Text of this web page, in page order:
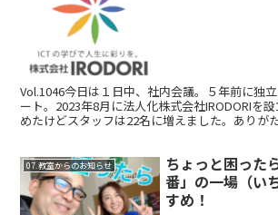
Vol.1046今日は１日中、社内会議。５年前に独
ート。2023年8月に法人化株式会社IRODORIを
めたけどスタッフは22名に増えました。ありが
07.教室からのお知らせ
ちょっと困った
番」の一場（い
すめ！